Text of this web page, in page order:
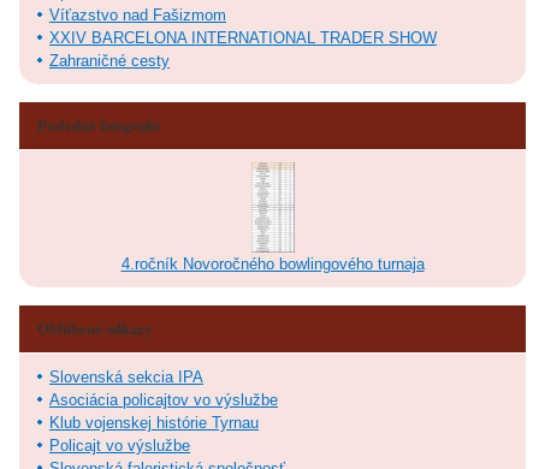
Víťazstvo nad Fašizmom
XXIV BARCELONA INTERNATIONAL TRADER SHOW
Zahraničné cesty
Posledné fotografie
4.ročník Novoročného bowlingového turnaja
Obľúbené odkazy
Slovenská sekcia IPA
Asociácia policajtov vo výslužbe
Klub vojenskej histórie Tyrnau
Policajt vo výslužbe